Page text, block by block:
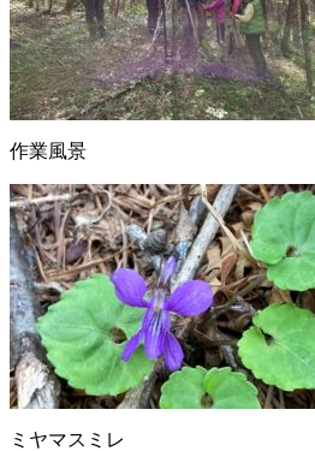
作業風景
ミヤマスミレ